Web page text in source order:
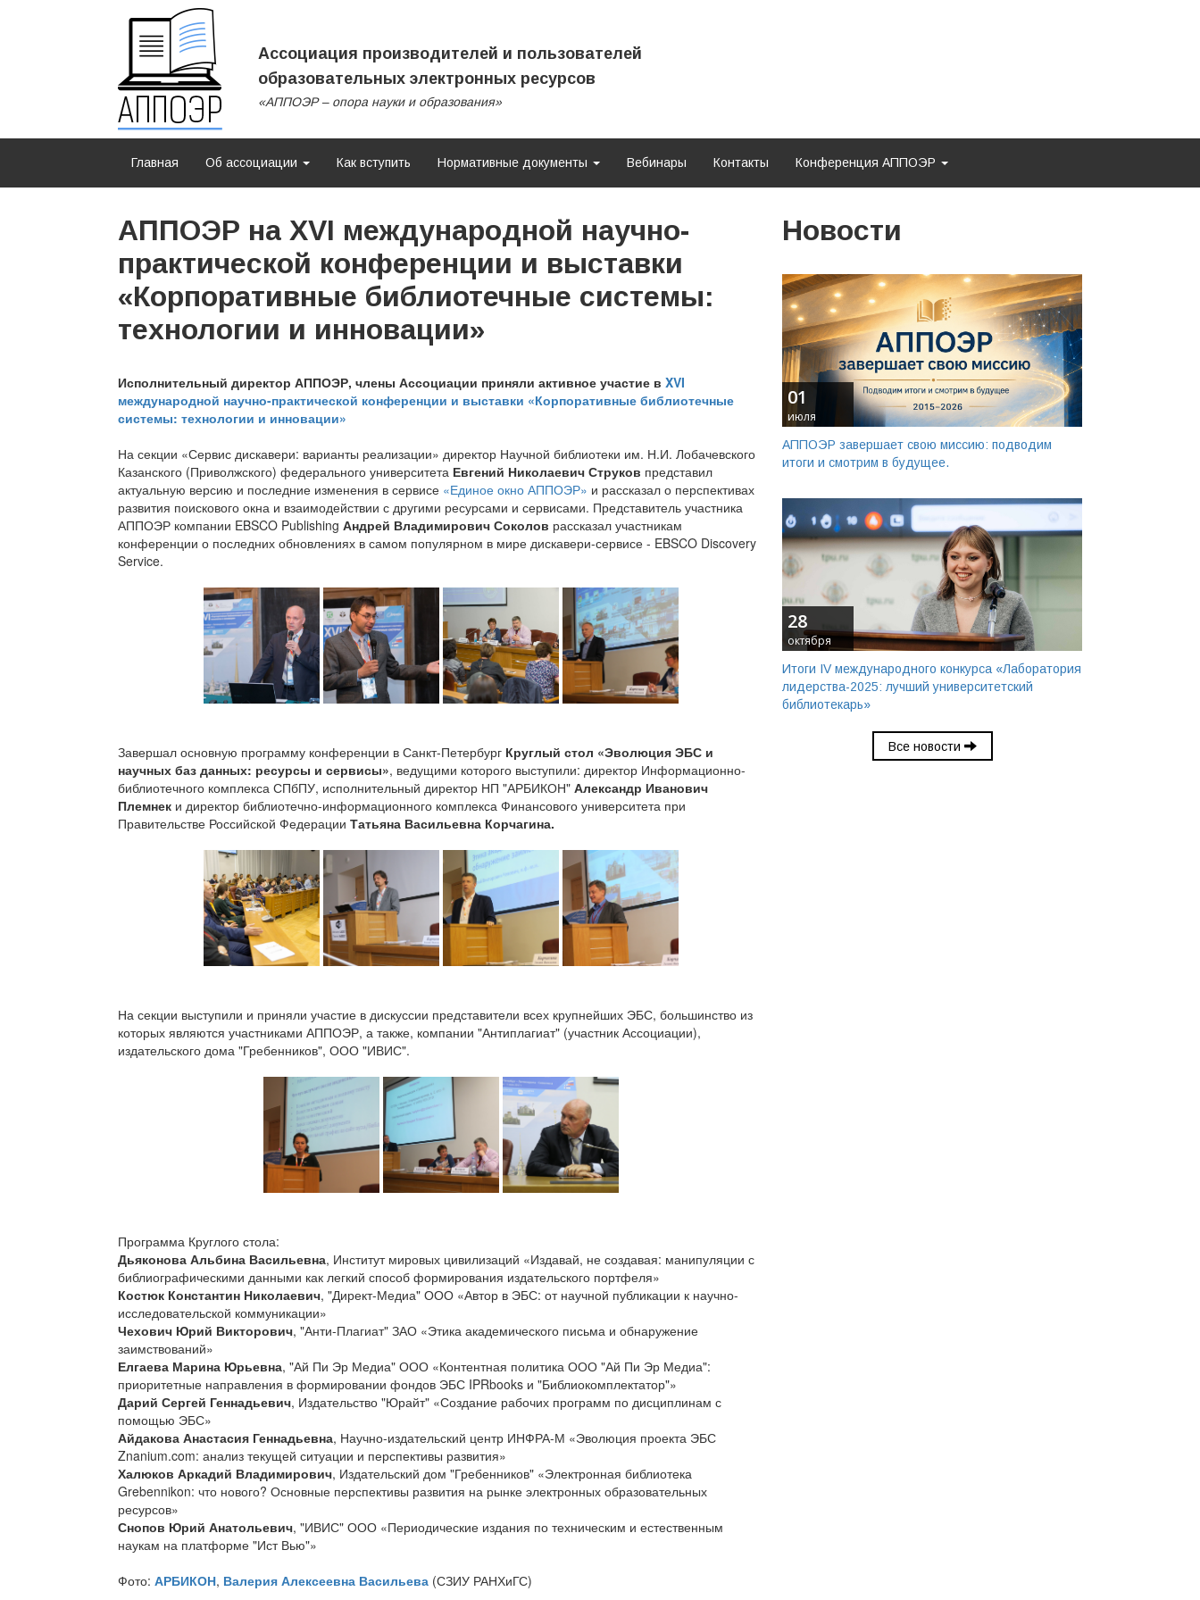
Ассоциация производителей и пользователей
образовательных электронных ресурсов
«АППОЭР – опора науки и образования»
Главная Об ассоциации Как вступить Нормативные документы Вебинары Контакты Конференция АППОЭР
Новости
01
июля
АППОЭР завершает свою миссию: подводим
итоги и смотрим в будущее.
28
октября
Итоги IV международного конкурса «Лаборатория
лидерства-2025: лучший университетский
библиотекарь»
Все новости
АППОЭР на XVI международной научно-
практической конференции и выставки
«Корпоративные библиотечные системы:
технологии и инновации»
Исполнительный директор АППОЭР, члены Ассоциации приняли активное участие в XVI
международной научно-практической конференции и выставки «Корпоративные библиотечные
системы: технологии и инновации»
На секции «Сервис дискавери: варианты реализации» директор Научной библиотеки им. Н.И. Лобачевского
Казанского (Приволжского) федерального университета Евгений Николаевич Струков представил
актуальную версию и последние изменения в сервисе «Единое окно АППОЭР» и рассказал о перспективах
развития поискового окна и взаимодействии с другими ресурсами и сервисами. Представитель участника
АППОЭР компании EBSCO Publishing Андрей Владимирович Соколов рассказал участникам
конференции о последних обновлениях в самом популярном в мире дискавери-сервисе - EBSCO Discovery
Service.
Завершал основную программу конференции в Санкт-Петербург Круглый стол «Эволюция ЭБС и
научных баз данных: ресурсы и сервисы», ведущими которого выступили: директор Информационно-
библиотечного комплекса СПбПУ, исполнительный директор НП "АРБИКОН" Александр Иванович
Племнек и директор библиотечно-информационного комплекса Финансового университета при
Правительстве Российской Федерации Татьяна Васильевна Корчагина.​
На секции выступили и приняли участие в дискуссии представители всех крупнейших ЭБС, большинство из
которых являются участниками АППОЭР, а также, компании "Антиплагиат" (участник Ассоциации),
издательского дома "Гребенников", ООО "ИВИС".
Программа Круглого стола:
Дьяконова Альбина Васильевна, Институт мировых цивилизаций «Издавай, не создавая: манипуляции с
библиографическими данными как легкий способ формирования издательского портфеля»
Костюк Константин Николаевич, "Директ-Медиа" ООО «Автор в ЭБС: от научной публикации к научно-
исследовательской коммуникации»
Чехович Юрий Викторович, "Анти-Плагиат" ЗАО «Этика академического письма и обнаружение
заимствований»
Елгаева Марина Юрьевна, "Ай Пи Эр Медиа" ООО «Контентная политика ООО "Ай Пи Эр Медиа":
приоритетные направления в формировании фондов ЭБС IPRbooks и "Библиокомплектатор"»
Дарий Сергей Геннадьевич, Издательство "Юрайт" «Создание рабочих программ по дисциплинам с
помощью ЭБС»
Айдакова Анастасия Геннадьевна, Научно-издательский центр ИНФРА-М «Эволюция проекта ЭБС
Znanium.com: анализ текущей ситуации и перспективы развития»
Халюков Аркадий Владимирович, Издательский дом "Гребенников" «Электронная библиотека
Grebennikon: что нового? Основные перспективы развития на рынке электронных образовательных
ресурсов»
Снопов Юрий Анатольевич, "ИВИС" ООО «Периодические издания по техническим и естественным
наукам на платформе "Ист Вью"»
Фото: АРБИКОН, Валерия Алексеевна Васильева (СЗИУ РАНХиГС)